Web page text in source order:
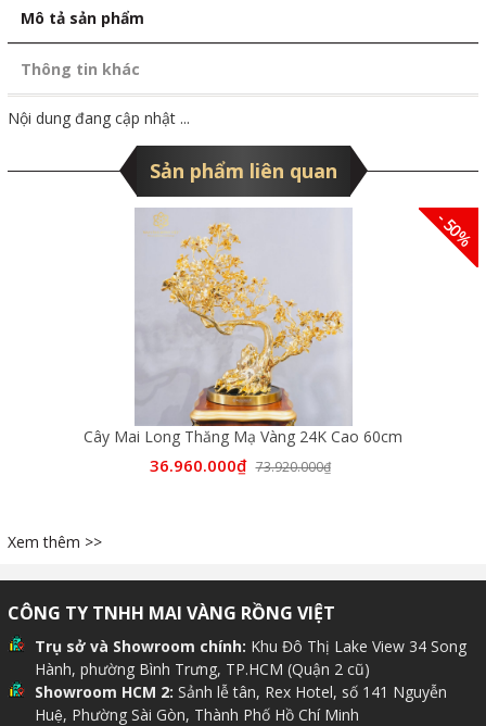
Mô tả sản phẩm
Thông tin khác
Nội dung đang cập nhật ...
Sản phẩm liên quan
- 50%
Cây Mai Long Thăng Mạ Vàng 24K Cao 60cm
36.960.000₫ 73.920.000₫
Xem thêm >>
CÔNG TY TNHH MAI VÀNG RỒNG VIỆT
Trụ sở và Showroom chính: Khu Đô Thị Lake View 34 Song
Hành, phường Bình Trưng, TP.HCM (Quận 2 cũ)
Showroom HCM 2: Sảnh lễ tân, Rex Hotel, số 141 Nguyễn
Huệ, Phường Sài Gòn, Thành Phố Hồ Chí Minh